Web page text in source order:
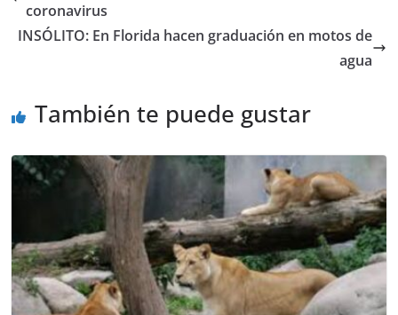
coronavirus
INSÓLITO: En Florida hacen graduación en motos de
agua
También te puede gustar